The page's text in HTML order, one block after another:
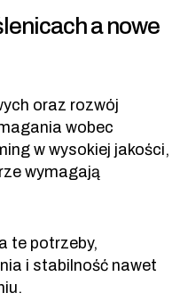
a nowe
oraz rozwój
wobec
w wysokiej jakości,
wymagają
te potrzeby,
i stabilność nawet